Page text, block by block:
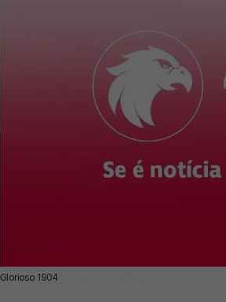
Glorioso 1904
03 Mar 2023 | 09:25 |